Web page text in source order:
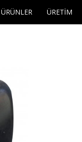
ÜRÜNLER ÜRETİM